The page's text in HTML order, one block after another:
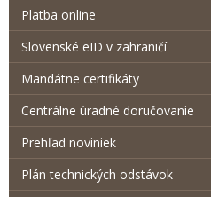
Platba online
Slovenské eID v zahraničí
Mandátne certifikáty
Centrálne úradné doručovanie
Prehľad noviniek
Plán technických odstávok